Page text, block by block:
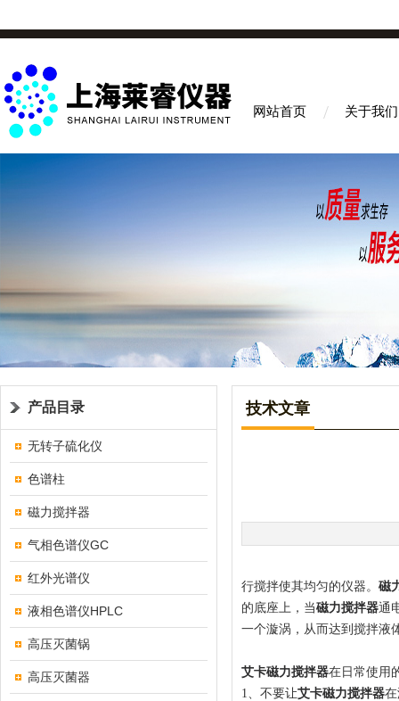
网站首页 关于我们
产品目录
无转子硫化仪
色谱柱
磁力搅拌器
气相色谱仪GC
红外光谱仪
液相色谱仪HPLC
高压灭菌锅
高压灭菌器
技术文章
行搅拌使其均匀的仪器。 磁
的底座上，当磁力搅拌器通
一个漩涡，从而达到搅拌液
艾卡磁力搅拌器在日常使用
1、不要让艾卡磁力搅拌器